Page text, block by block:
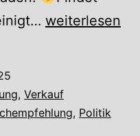
Semsrott
weiterlesen
, Verkauf
, Politik